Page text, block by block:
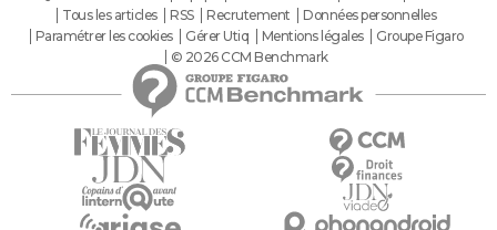
Tous les articles
RSS Recrutement
Données personnelles
Paramétrer les cookies
Gérer Utiq Mentions légales
Groupe Figaro
© 2026 CCM Benchmark